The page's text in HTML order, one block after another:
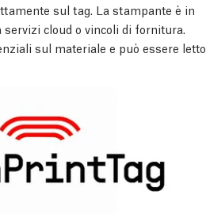
sul tag. La stampante è in
cloud o vincoli di fornitura.
sul materiale e può essere letto